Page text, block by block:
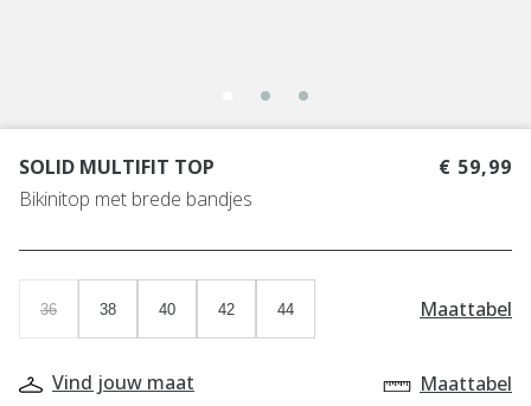
SOLID MULTIFIT TOP
Bikinitop met brede bandjes
€ 59,99
36 38 40 42 44 Maattabel
Vind jouw maat Maattabel